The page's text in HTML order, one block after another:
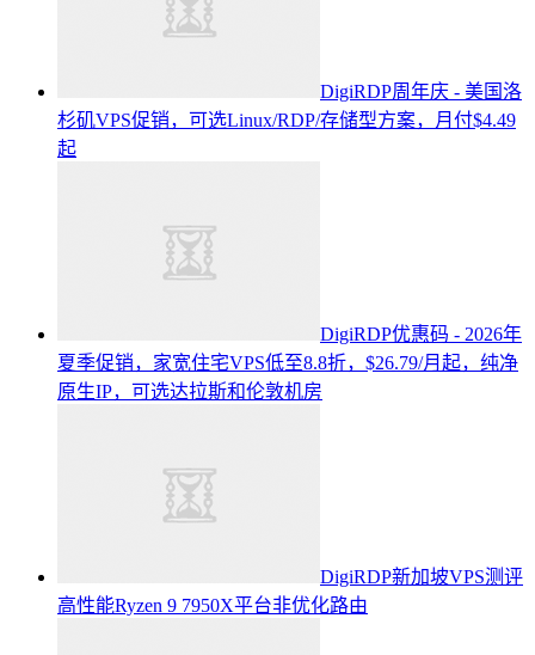
DigiRDP周年庆 - 美国洛
杉矶VPS促销，可选Linux/RDP/存储型方案，月付$4.49
起
DigiRDP优惠码 - 2026年
夏季促销，家宽住宅VPS低至8.8折，$26.79/月起，纯净
原生IP，可选达拉斯和伦敦机房
DigiRDP新加坡VPS测评
高性能Ryzen 9 7950X平台非优化路由